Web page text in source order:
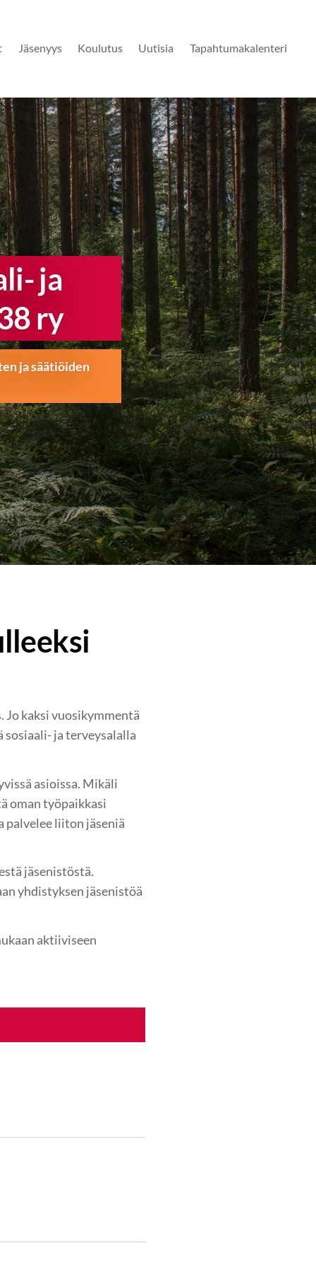
Jäsenyys Koulutus Uutisia Tapahtumakalenteri
ja
ry
ja säätiöiden
kaksi vuosikymmentä
ja terveysalalla
asioissa. Mikäli
oman työpaikkasi
palvelee liiton jäseniä
jäsenistöstä.
yhdistyksen jäsenistöä
aktiiviseen